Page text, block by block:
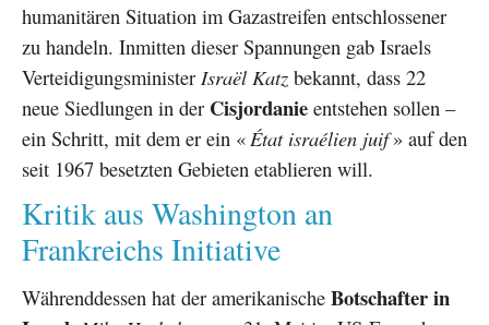
humanitären Situation im Gazastreifen entschlossener
zu handeln. Inmitten dieser Spannungen gab Israels
Verteidigungsminister Israël Katz bekannt, dass 22
neue Siedlungen in der Cisjordanie entstehen sollen –
ein Schritt, mit dem er ein « État israélien juif» auf den
seit 1967 besetzten Gebieten etablieren will.
Kritik aus Washington an
Frankreichs Initiative
Währenddessen hat der amerikanische Botschafter in